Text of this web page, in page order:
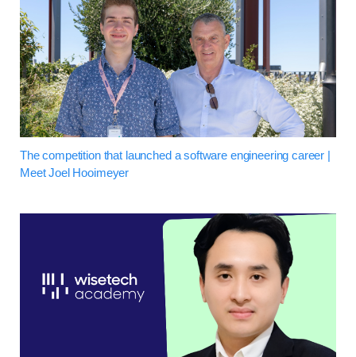
The competition that launched a software engineering career |
Meet Joel Hooimeyer